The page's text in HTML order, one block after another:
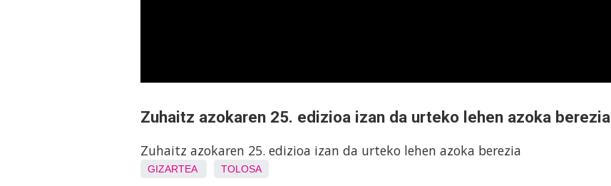
Zuhaitz azokaren 25. edizioa izan da urteko lehen azoka berezia
Zuhaitz azokaren 25. edizioa izan da urteko lehen azoka berezia
GIZARTEA TOLOSA